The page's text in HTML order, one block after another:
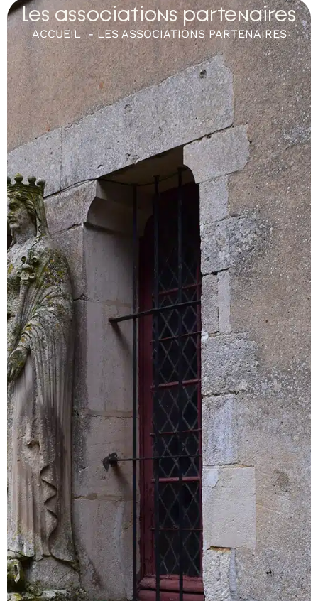
Les associations partenaires
ACCUEIL LES ASSOCIATIONS PARTENAIRES